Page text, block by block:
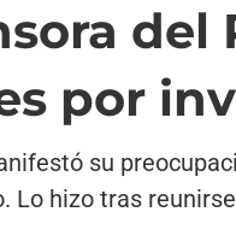
por
su
Lo hizo tras